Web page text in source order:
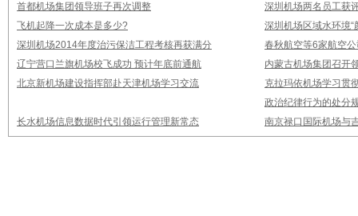
首都机场集团领导班子再次调整
深圳机场两名员工获
飞机起降一次成本是多少?
深圳机场区域水环境“
深圳机场2014年度治污保洁工程考核再获满分
春秋航空等6家航空
辽宁营口兰旗机场校飞成功 预计年底前通航
内蒙古机场集团召开
北京新机场建设指挥部赴天津机场学习交流
克拉玛依机场学习贯
政治纪律行为的处分
长水机场信息数据时代引领运行管理新常态
南京禄口国际机场与